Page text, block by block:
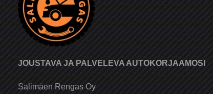
JOUSTAVA JA PALVELEVA AUTOKORJAAMOSI
Salimäen Rengas Oy